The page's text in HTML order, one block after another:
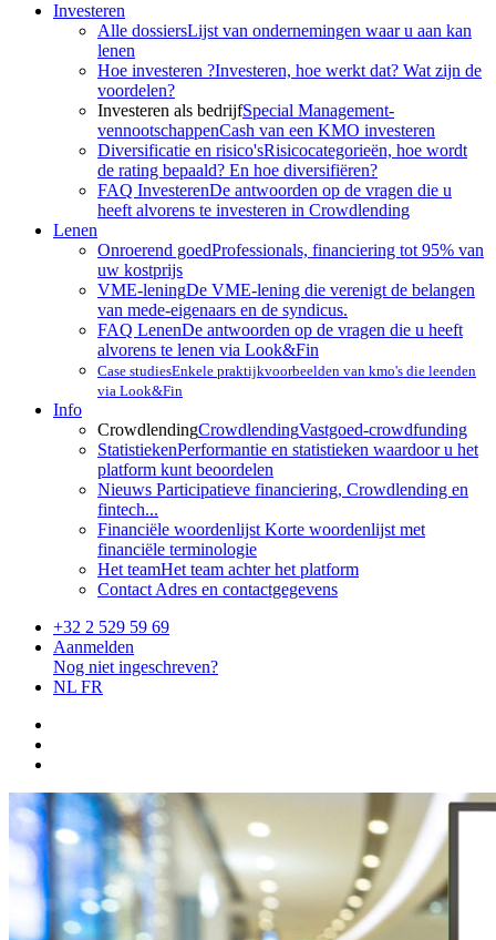
Investeren
Alle dossiersLijst van ondernemingen waar u aan kan
lenen
Hoe investeren ?Investeren, hoe werkt dat? Wat zijn de
voordelen?
Investeren als bedrijfSpecial Management-
vennootschappenCash van een KMO investeren
Diversificatie en risico'sRisicocategorieën, hoe wordt
de rating bepaald? En hoe diversifiëren?
FAQ InvesterenDe antwoorden op de vragen die u
heeft alvorens te investeren in Crowdlending
Lenen
Onroerend goedProfessionals, financiering tot 95% van
uw kostprijs
VME-leningDe VME-lening die verenigt de belangen
van mede-eigenaars en de syndicus.
FAQ LenenDe antwoorden op de vragen die u heeft
alvorens te lenen via Look&Fin
Case studiesEnkele praktijkvoorbeelden van kmo's die leenden
via Look&Fin
Info
CrowdlendingCrowdlendingVastgoed-crowdfunding
StatistiekenPerformantie en statistieken waardoor u het
platform kunt beoordelen
Nieuws Participatieve financiering, Crowdlending en
fintech...
Financiële woordenlijst Korte woordenlijst met
financiële terminologie
Het teamHet team achter het platform
Contact Adres en contactgegevens
+32 2 529 59 69
Aanmelden
Nog niet ingeschreven?
NL FR